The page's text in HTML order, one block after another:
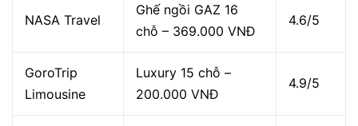
NASA Travel
Ghế ngồi GAZ 16
chỗ – 369.000 VNĐ
4.6/5
GoroTrip
Limousine
Luxury 15 chỗ –
200.000 VNĐ
4.9/5